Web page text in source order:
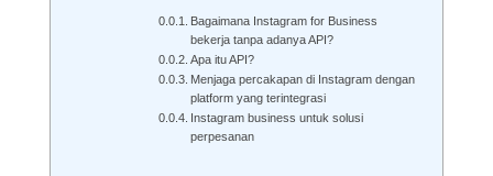
Bagaimana Instagram for Business
bekerja tanpa adanya API?
Apa itu API?
Menjaga percakapan di Instagram dengan
platform yang terintegrasi
Instagram business untuk solusi
perpesanan